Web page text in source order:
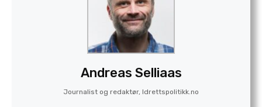
Andreas Selliaas
Journalist og redaktør, Idrettspolitikk.no